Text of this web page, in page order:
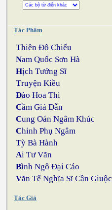
Tác Phẩm
Thiên Đô Chiếu
Nam Quốc Sơn Hà
Hịch Tướng Sĩ
Truyện Kiều
Đào Hoa Thi
Cầm Giả Dẫn
Cung Oán Ngâm Khúc
Chinh Phụ Ngâm
Tỳ Bà Hành
Ai Tư Vãn
Bình Ngô Đại Cáo
Văn Tế Nghĩa Sĩ Cần Giuộc
Tác Giả